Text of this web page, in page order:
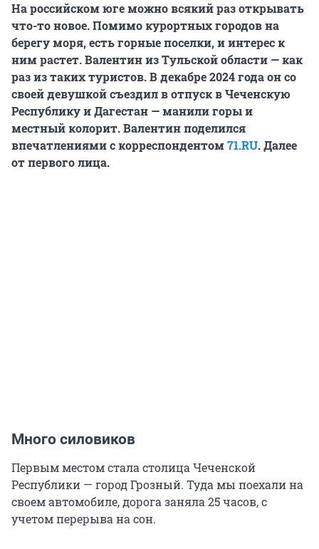
На российском юге можно всякий раз открывать
что-то новое. Помимо курортных городов на
берегу моря, есть горные поселки, и интерес к
ним растет. Валентин из Тульской области — как
раз из таких туристов. В декабре 2024 года он со
своей девушкой съездил в отпуск в Чеченскую
Республику и Дагестан — манили горы и
местный колорит. Валентин поделился
впечатлениями с корреспондентом71.RU. Далее
от первого лица.
Много силовиков
Первым местом стала столица Чеченской
Республики — город Грозный. Туда мы поехали на
своем автомобиле, дорога заняла 25 часов, с
учетом перерыва на сон.